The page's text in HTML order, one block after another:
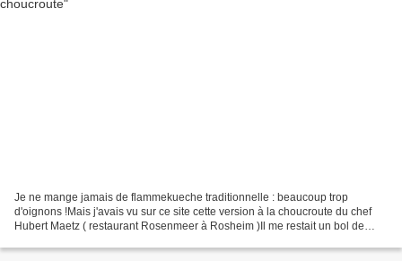
Je ne mange jamais de flammekueche traditionnelle : beaucoup trop
d'oignons !Mais j'avais vu sur ce site cette version à la choucroute du chef
Hubert Maetz ( restaurant Rosenmeer à Rosheim )Il me restait un bol de